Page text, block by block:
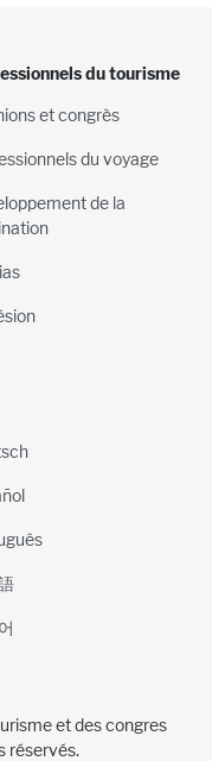
du tourisme
et congrès
du voyage
de la
et des congres
réservés.